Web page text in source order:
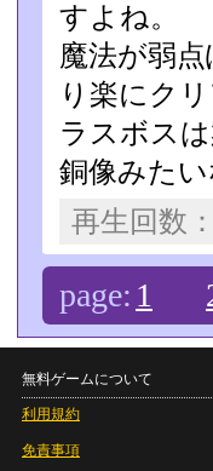
すよね。
魔法が弱
り楽にク
ラスボス
銅像みた
再生回
page: 1
無料ゲームについて
利用規約
免責事項